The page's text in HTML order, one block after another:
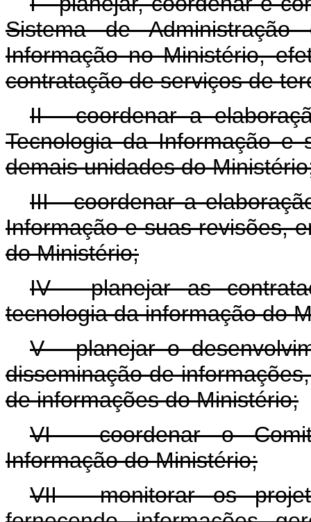
Sistema de
Informação no Ministério,
contratação de serviços de
II - coordenar a
Tecnologia da Informação e
demais unidades do
III - coordenar a
Informação e suas revisões,
do Ministério;
IV - planejar as
tecnologia da informação do
V - planejar o
disseminação de
de informações do Ministério;
VI - coordenar o
Informação do Ministério;
VII - monitorar os